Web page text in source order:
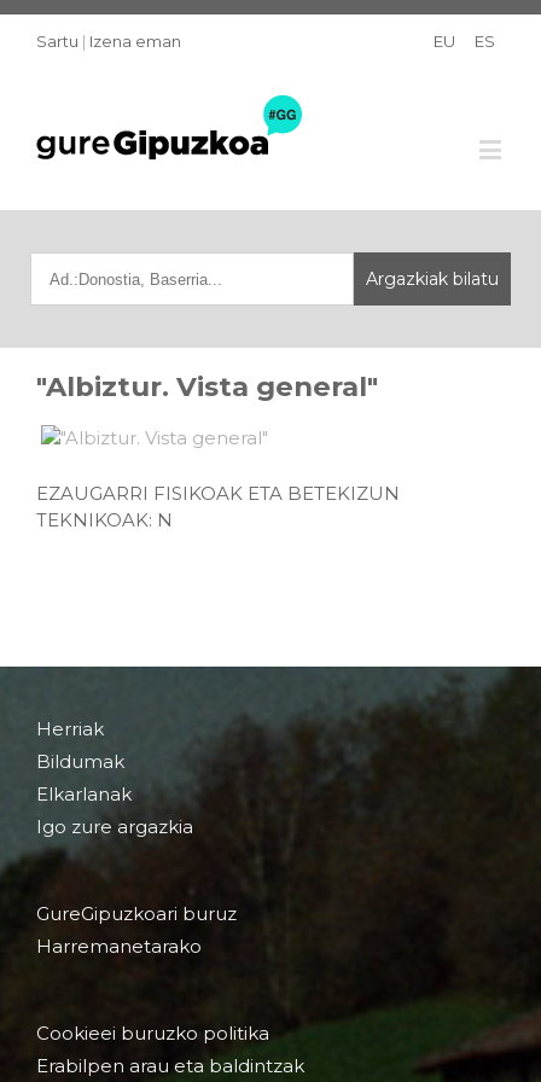
Sartu | Izena eman EU ES
"Albiztur. Vista general"
EZAUGARRI FISIKOAK ETA BETEKIZUN
TEKNIKOAK: N
Herriak
Bildumak
Elkarlanak
Igo zure argazkia
GureGipuzkoari buruz
Harremanetarako
Cookieei buruzko politika
Erabilpen arau eta baldintzak